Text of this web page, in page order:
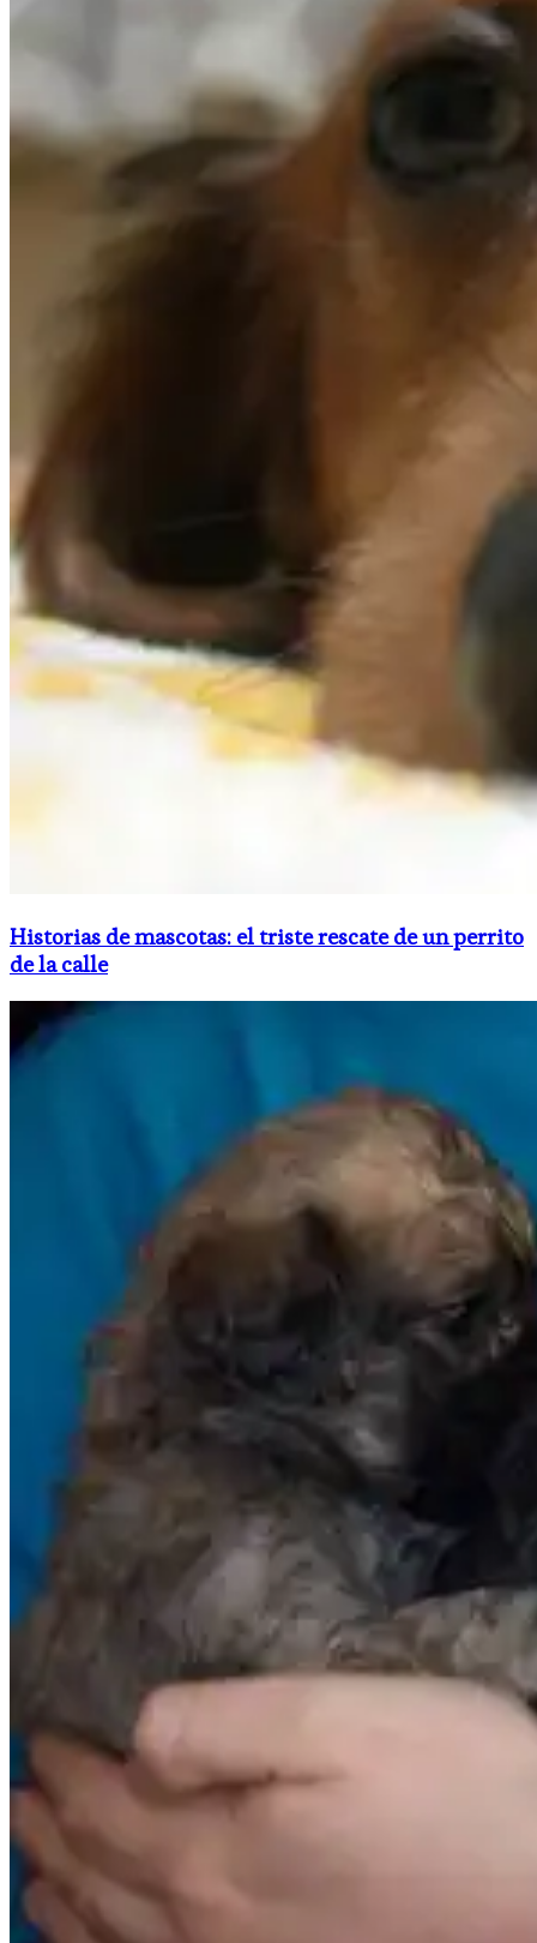
Historias de mascotas: el triste rescate de un perrito
de la calle